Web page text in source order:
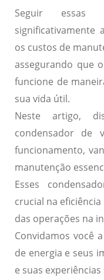
Seguir essas
significativamente
os custos de
assegurando que
funcione de
sua vida útil.
Neste artigo,
condensador de
funcionamento,
manutenção
Esses
crucial na
das operações na
Convidamos você
de energia e seus
e suas